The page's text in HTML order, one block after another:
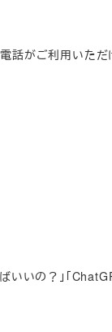
話がご利用いただ
いいの？」「